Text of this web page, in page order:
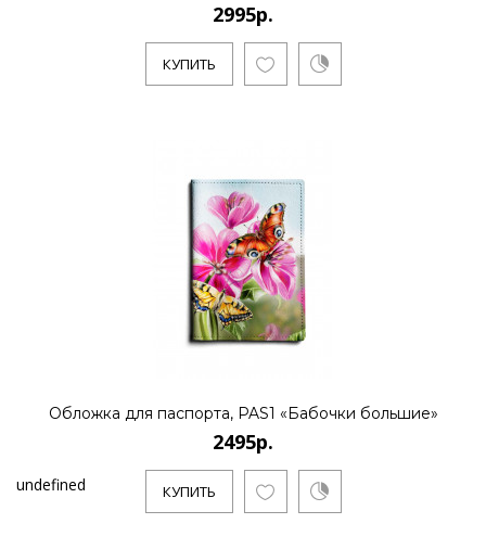
2995р.
КУПИТЬ
Обложка для паспорта, PAS1 «Бабочки большие»
2495р.
КУПИТЬ
undefined